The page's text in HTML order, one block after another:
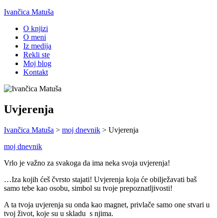
Ivančica Matuša
O knjizi
O meni
Iz medija
Rekli ste
Moj blog
Kontakt
Uvjerenja
Ivančica Matuša > moj dnevnik > Uvjerenja
moj dnevnik
Vrlo je važno za svakoga da ima neka svoja uvjerenja!
…Iza kojih ćeš čvrsto stajati! Uvjerenja koja će obilježavati baš
samo tebe kao osobu, simbol su tvoje prepoznatljivosti!
A ta tvoja uvjerenja su onda kao magnet, privlače samo one stvari u
tvoj život, koje su u skladu s njima.